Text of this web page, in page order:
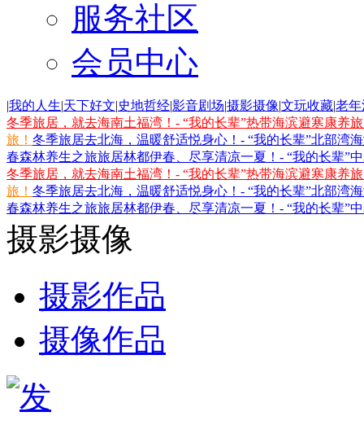
服务社区
会员中心
|我的人生|天下好文|史地哲经|影音剧场|摄影摄像|文玩收藏|老
冬季旅居，就去海南土福湾！- “我的长辈”热带海滨避寒康养
旅！ 冬季旅居去北海，温暖舒适悦身心！- “我的长辈”北部湾
春森林养生之旅旅居林都伊春、尽享清凉一夏！- “我的长辈”
冬季旅居，就去海南土福湾！- “我的长辈”热带海滨避寒康养
旅！ 冬季旅居去北海，温暖舒适悦身心！- “我的长辈”北部湾
春森林养生之旅旅居林都伊春、尽享清凉一夏！- “我的长辈”
摄影摄像
摄影作品
摄像作品